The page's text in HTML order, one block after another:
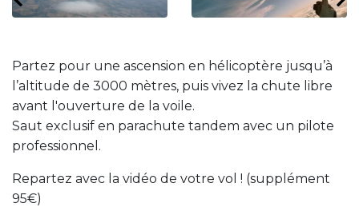
Partez pour une ascension en hélicoptère jusqu’à
l’altitude de 3000 mètres, puis vivez la chute libre
avant l'ouverture de la voile.
Saut exclusif en parachute tandem avec un pilote
professionnel.
Repartez avec la vidéo de votre vol ! (supplément
95€)